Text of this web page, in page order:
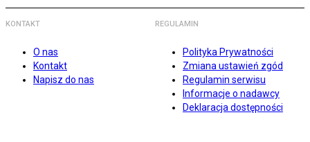
KONTAKT
O nas
Kontakt
Napisz do nas
REGULAMIN
Polityka Prywatności
Zmiana ustawień zgód
Regulamin serwisu
Informacje o nadawcy
Deklaracja dostępności